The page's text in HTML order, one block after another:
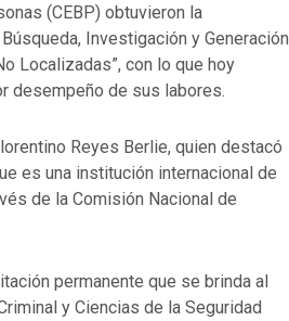
(CEBP) obtuvieron la
Investigación y Generación
Localizadas”, con lo que hoy
desempeño de sus labores.
Reyes Berlie, quien destacó
es una institución internacional de
de la Comisión Nacional de
permanente que se brinda al
y Ciencias de la Seguridad